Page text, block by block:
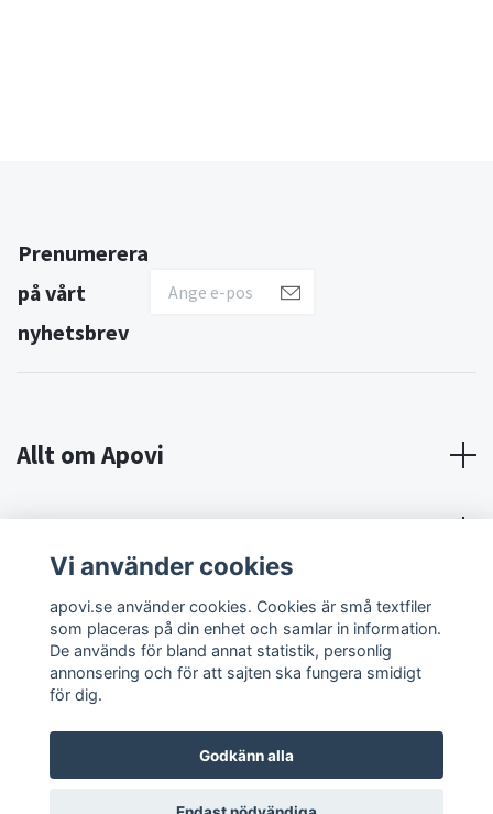
Prenumerera
på vårt
nyhetsbrev
Allt om Apovi
Om Apovi
Sociala medier
© 2026 Apovi
Vi använder cookies
apovi.se använder cookies. Cookies är små textfiler
som placeras på din enhet och samlar in information.
De används för bland annat statistik, personlig
annonsering och för att sajten ska fungera smidigt
för dig.
Godkänn alla